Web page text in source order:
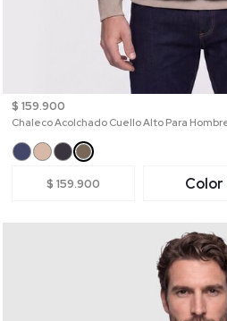
$ 159.900
Chaleco Acolchado Cuello Alto Para
$ 159.900 Color